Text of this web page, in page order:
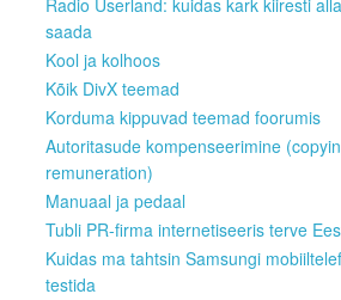
Radio Userland: kuidas kark kiiresti alla
saada
Kool ja kolhoos
Kõik DivX teemad
Korduma kippuvad teemad foorumis
Autoritasude kompenseerimine
remuneration)
Manuaal ja pedaal
Tubli PR-firma internetiseeris terve
Kuidas ma tahtsin Samsungi
testida